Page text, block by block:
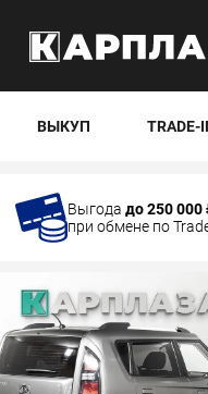
ВЫКУП TRADE-
Выгода до 250 000
при обмене по